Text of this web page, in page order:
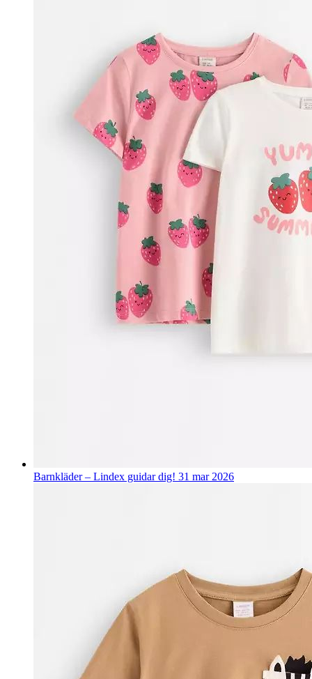
Barnkläder – Lindex guidar dig! 31 mar 2026